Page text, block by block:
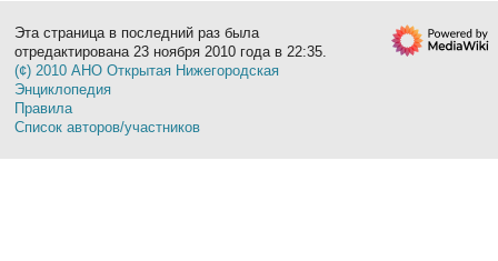
Эта страница в последний раз была
отредактирована 23 ноября 2010 года в 22:35.
(¢) 2010 АНО Открытая Нижегородская
Энциклопедия
Правила
Список авторов/участников